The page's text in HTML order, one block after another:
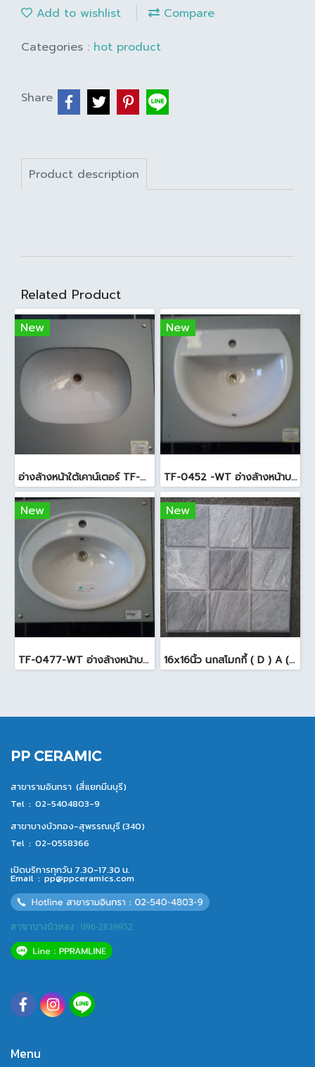
Add to wishlist
Compare
Categories : hot product
Share
Product description
Related Product
New
อ่างล้างหน้าใต้เคาน์เตอร์ TF-0458 สีขาว
New
TF-0452 -WT อ่างล้างหน้าบนเคาน์เตอร์ สีขาว
New
TF-0477-WT อ่างล้างหน้าบนเคาน์เตอร์ สีขาว
New
16x16นิ้ว นกสโมกกี้ ( D ) A (Pack6)
PP CERAMIC
สาขารามอินทรา (สี่แยกมีนบุรี)
Tel : 02-5404803-9
สาขาบางบัวทอง-สุพรรณบุรี (340)
Tel : 02-0558366
เปิดบริการทุกวัน 7.30-17.30 น.
Email : pp@ppceramics.com
สาขาบางบัวทอง : 096-2839952
Menu